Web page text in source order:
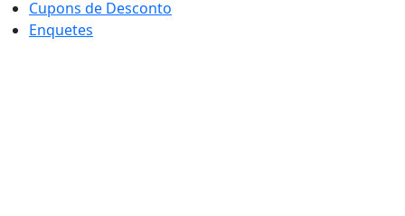
Cupons de Desconto
Enquetes